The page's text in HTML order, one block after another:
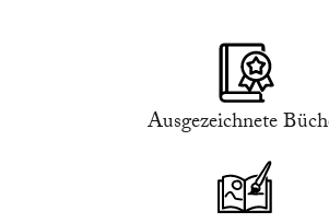
Ausgezeichnete